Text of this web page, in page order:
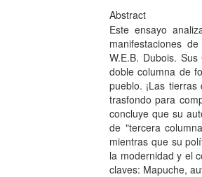
Abstract
Este ensayo
manifestaciones
W.E.B. Dubois.
doble columna de
pueblo. ¡Las
trasfondo para
concluye que su
de "tercera
mientras que su
la modernidad y el
claves: Mapuche,